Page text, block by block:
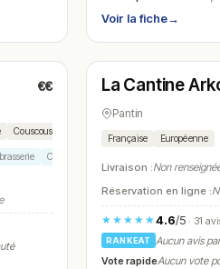
Voir la fiche→
€€
Couscous maison
Cuisine française traditionnelle
N° 26
Fermé(12:00 – 14:30,
La Cantine
Pantin
Française Européenne
Livraison :Non
Réservation en ligne :
★★★★★4.6/5 · 31
RANKEAT
Aucun avis
Vote rapideAucun vote